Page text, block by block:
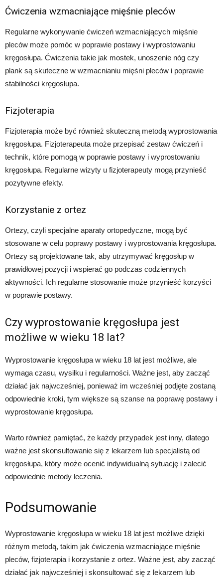
Ćwiczenia wzmacniające mięśnie pleców
Regularne wykonywanie ćwiczeń wzmacniających mięśnie
pleców może pomóc w poprawie postawy i wyprostowaniu
kręgosłupa. Ćwiczenia takie jak mostek, unoszenie nóg czy
plank są skuteczne w wzmacnianiu mięśni pleców i poprawie
stabilności kręgosłupa.
Fizjoterapia
Fizjoterapia może być również skuteczną metodą wyprostowania
kręgosłupa. Fizjoterapeuta może przepisać zestaw ćwiczeń i
technik, które pomogą w poprawie postawy i wyprostowaniu
kręgosłupa. Regularne wizyty u fizjoterapeuty mogą przynieść
pozytywne efekty.
Korzystanie z ortez
Ortezy, czyli specjalne aparaty ortopedyczne, mogą być
stosowane w celu poprawy postawy i wyprostowania kręgosłupa.
Ortezy są projektowane tak, aby utrzymywać kręgosłup w
prawidłowej pozycji i wspierać go podczas codziennych
aktywności. Ich regularne stosowanie może przynieść korzyści
w poprawie postawy.
Czy wyprostowanie kręgosłupa jest
możliwe w wieku 18 lat?
Wyprostowanie kręgosłupa w wieku 18 lat jest możliwe, ale
wymaga czasu, wysiłku i regularności. Ważne jest, aby zacząć
działać jak najwcześniej, ponieważ im wcześniej podjęte zostaną
odpowiednie kroki, tym większe są szanse na poprawę postawy i
wyprostowanie kręgosłupa.
Warto również pamiętać, że każdy przypadek jest inny, dlatego
ważne jest skonsultowanie się z lekarzem lub specjalistą od
kręgosłupa, który może ocenić indywidualną sytuację i zalecić
odpowiednie metody leczenia.
Podsumowanie
Wyprostowanie kręgosłupa w wieku 18 lat jest możliwe dzięki
różnym metodą, takim jak ćwiczenia wzmacniające mięśnie
pleców, fizjoterapia i korzystanie z ortez. Ważne jest, aby zacząć
działać jak najwcześniej i skonsultować się z lekarzem lub